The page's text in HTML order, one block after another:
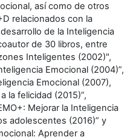
así como de otros
relacionados con la
de la Inteligencia
de 30 libros, entre
Inteligentes (2002)",
Emocional (2004)”,
Emocional (2007),
la felicidad (2015)”,
Mejorar la Inteligencia
adolescentes (2016)” y
Aprender a